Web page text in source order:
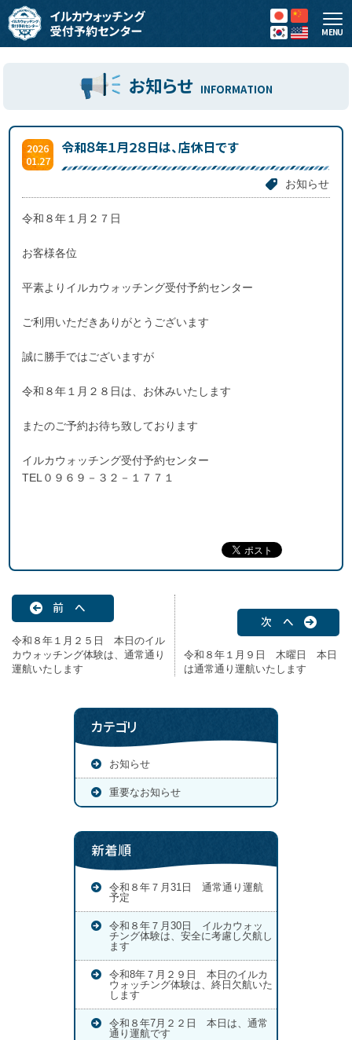
MENU
お知らせ INFORMATION
2026
01.27
令和８年１月２８日は、店休日です
お知らせ
令和８年１月２７日
お客様各位
平素よりイルカウォッチング受付予約センター
ご利用いただきありがとうございます
誠に勝手ではございますが
令和８年１月２８日は、お休みいたします
またのご予約お待ち致しております
イルカウォッチング受付予約センター
TEL０９６９－３２－１７７１
前 へ
令和８年１月２５日 本日のイル
カウォッチング体験は、通常通り
運航いたします
次 へ
令和８年１月９日 木曜日 本日
は通常通り運航いたします
カテゴリ
お知らせ
重要なお知らせ
新着順
令和８年７月31日 通常通り運航
予定
令和８年７月30日 イルカウォッ
チング体験は、安全に考慮し欠航し
ます
令和8年７月２９日 本日のイルカ
ウォッチング体験は、終日欠航いた
します
令和８年7月２２日 本日は、通常
通り運航です